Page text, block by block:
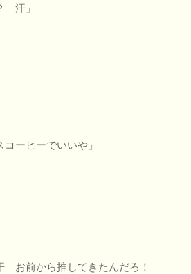
汗」
コーヒーでいいや」
お前から推してきたんだろ！